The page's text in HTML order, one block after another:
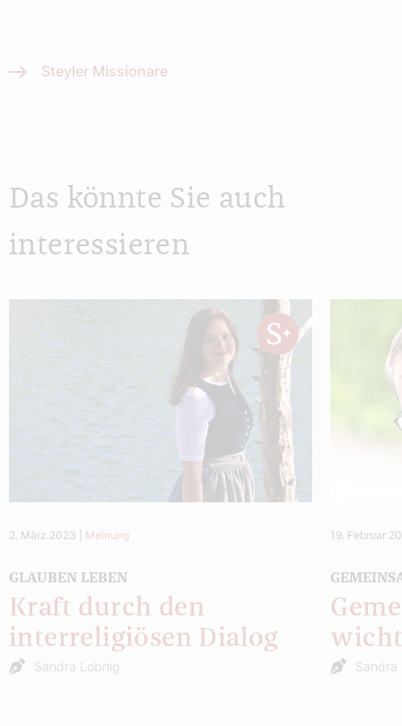
Steyler Missionare
Das könnte Sie auch
interessieren
2. März 2023 Meinung
GLAUBEN LEBEN
Kraft durch den
interreligiösen Dialog
Sandra Lobnig
19. Februar
Sandra